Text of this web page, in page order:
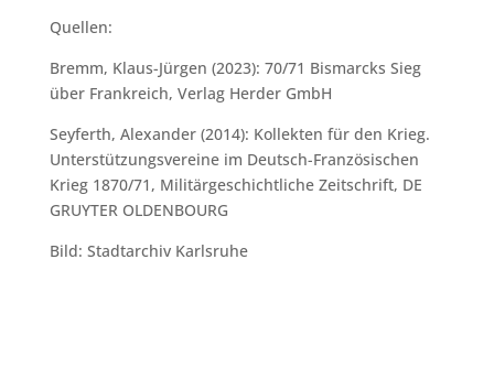
Quellen:
Bremm, Klaus-Jürgen (2023): 70/71 Bismarcks Sieg
über Frankreich, Verlag Herder GmbH
Seyferth, Alexander (2014): Kollekten für den Krieg.
Unterstützungsvereine im Deutsch-Französischen
Krieg 1870/71, Militärgeschichtliche Zeitschrift, DE
GRUYTER OLDENBOURG
Bild: Stadtarchiv Karlsruhe